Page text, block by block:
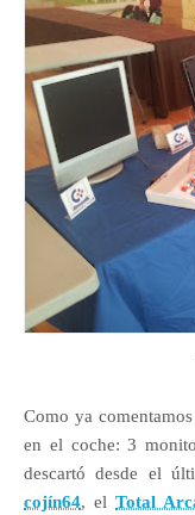
Como ya
en el coche: 3
descartó desde el
cojín64, elTotal